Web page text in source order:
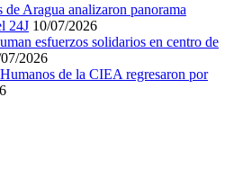
de Aragua analizaron panorama
24J 10/07/2026
esfuerzos solidarios en centro de
2026
de la CIEA regresaron por